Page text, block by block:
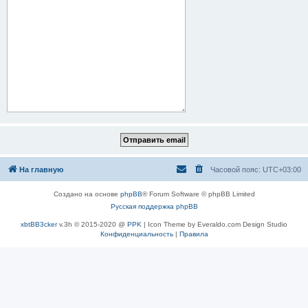
На главную Часовой пояс: UTC+03:00
Создано на основе phpBB® Forum Software © phpBB Limited
Русская поддержка phpBB
xbtBB3ckerv.3h © 2015-2020 @ PPK | Icon Theme by Everaldo.com Design Studio
Конфиденциальность| Правила